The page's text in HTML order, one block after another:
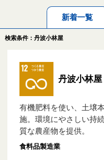
新着一覧
検索条件：丹波小林屋
丹波小林屋
有機肥料を使い、土壌
施。環境にやさしい持
質な農産物を提供。
食料品製造業